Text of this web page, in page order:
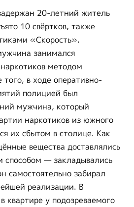
20-летний житель
10 свёртков, также
«Скорость».
занимался
методом
в ходе оперативно-
полицией был
мужчина, который
наркотиков из южного
их сбытом в столице. Как
вещества доставлялись
способом — закладывались
самостоятельно забирал
реализации. В
квартире у подозреваемого